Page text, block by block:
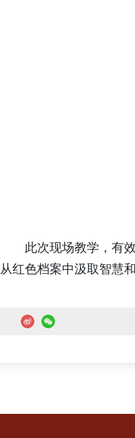
此次现场教学，有
从红色档案中汲取智慧